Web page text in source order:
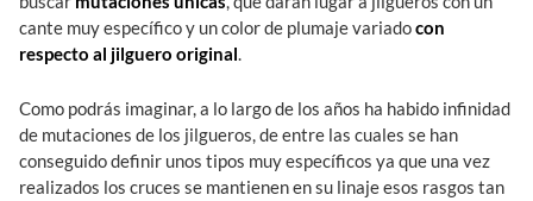
cante muy específico y un color de plumaje variadocon
respecto al jilguero original.
Como podrás imaginar, a lo largo de los años ha habido infinidad
de mutaciones de los jilgueros, de entre las cuales se han
conseguido definir unos tipos muy específicos ya que una vez
realizados los cruces se mantienen en su linaje esos rasgos tan